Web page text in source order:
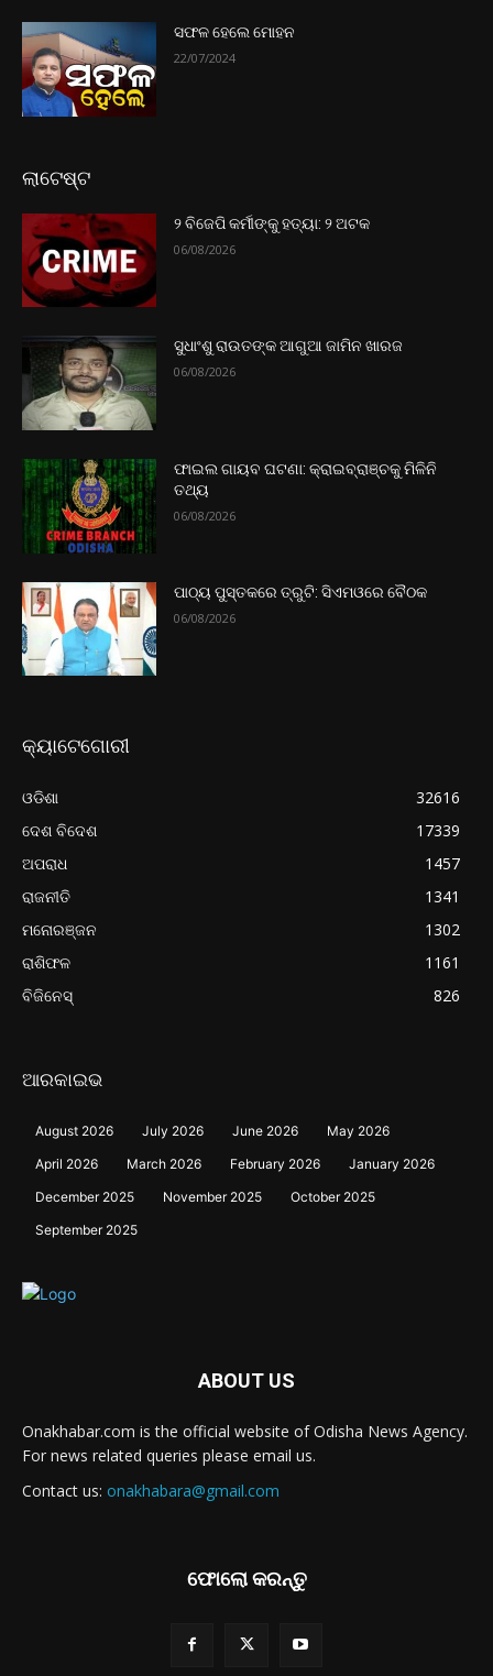
ସଫଳ ହେଲେ ମୋହନ
22/07/2024
ଲାଟେଷ୍ଟ
୨ ବିଜେପି କର୍ମୀଙ୍କୁ ହତ୍ୟା: ୨ ଅଟକ
06/08/2026
ସୁଧାଂଶୁ ରାଉତଙ୍କ ଆଗୁଆ ଜାମିନ ଖାରଜ
06/08/2026
ଫାଇଲ ଗାୟବ ଘଟଣା: କ୍ରାଇବ୍ରାଞ୍ଚକୁ ମିଳିନି
ତଥ୍ୟ
06/08/2026
ପାଠ୍ୟ ପୁସ୍ତକରେ ତ୍ରୁଟି: ସିଏମଓରେ ବୈଠକ
06/08/2026
କ୍ୟାଟେଗୋରୀ
ଓଡିଶା
32616
ଦେଶ ବିଦେଶ
17339
ଅପରାଧ
1457
ରାଜନୀତି
1341
ମନୋରଞ୍ଜନ
1302
ରାଶିଫଳ
1161
ବିଜିନେସ୍
826
ଆରକାଇଭ
August 2026 July 2026 June 2026
May 2026
April 2026
March 2026 February 2026
January 2026
December 2025
November 2025
October 2025
September 2025
ABOUT US
Onakhabar.com is the official website of Odisha News Agency.
For news related queries please email us.
Contact us: onakhabara@gmail.com
ଫୋଲୋ କରନ୍ତୁ